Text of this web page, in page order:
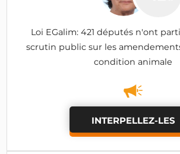
Loi EGalim: 421 députés n'ont
scrutin public sur les
condition animale
INTERPELLEZ-LES